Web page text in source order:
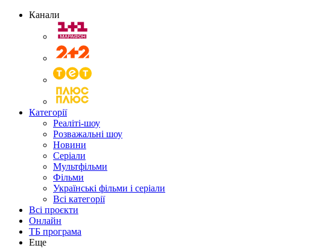
Канали
Категорії
Реаліті-шоу
Розважальні шоу
Новини
Серіали
Мультфільми
Фільми
Українські фільми і серіали
Всі категорії
Всі проєкти
Онлайн
ТБ програма
Еще